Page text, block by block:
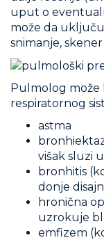
uput o
može da
snimanje, skener
Pulmolog može
respiratornog
astma
višak sluzi
bronhitis
donje
hronična
uzrokuje
emfizem